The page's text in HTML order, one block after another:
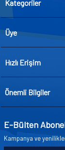
Kategoriler
Üye
Hızlı Erişim
Önemli Bilgiler
E-Bülten
Kampanya ve